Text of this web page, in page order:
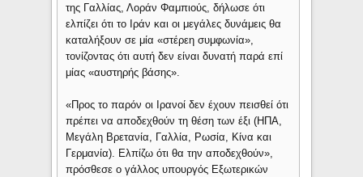
της Γαλλίας, Λοράν Φαμπιούς, δήλωσε ότι
ελπίζει ότι το Ιράν και οι μεγάλες δυνάμεις θα
καταλήξουν σε μία «στέρεη συμφωνία»,
τονίζοντας ότι αυτή δεν είναι δυνατή παρά επί
μίας «αυστηρής βάσης».
«Προς το παρόν οι Ιρανοί δεν έχουν πεισθεί ότι
πρέπει να αποδεχθούν τη θέση των έξι (ΗΠΑ,
Μεγάλη Βρετανία, Γαλλία, Ρωσία, Κίνα και
Γερμανία). Ελπίζω ότι θα την αποδεχθούν»,
πρόσθεσε ο γάλλος υπουργός Εξωτερικών